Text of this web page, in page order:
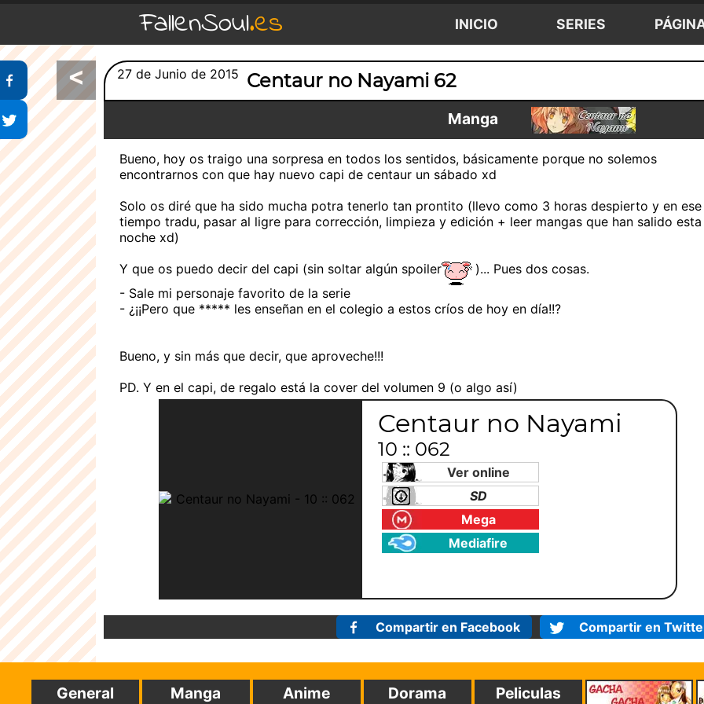
FallenSoul.es INICIO SERIES
<
Compartir en Facebook
Compartir en Twitter
27 de Junio de 2015 Centaur no Nayami 62
Manga
Bueno, hoy os traigo una sorpresa en todos los sentidos, básicamente porque no solemos
encontrarnos con que hay nuevo capi de centaur un sábado xd
Solo os diré que ha sido mucha potra tenerlo tan prontito (llevo como 3 horas despierto y en ese
tiempo tradu, pasar al ligre para corrección, limpieza y edición + leer mangas que han salido esta
noche xd)
Y que os puedo decir del capi (sin soltar algún spoiler
)... Pues dos cosas.
- Sale mi personaje favorito de la serie
- ¿¡¡Pero que ***** les enseñan en el colegio a estos críos de hoy en día!!?
Bueno, y sin más que decir, que aproveche!!!
PD. Y en el capi, de regalo está la cover del volumen 9 (o algo así)
Centaur no Nayami
10 :: 062
Ver online
SD
Mega
Mediafire
Compartir en Facebook Compartir en
General Manga Anime Dorama Peliculas